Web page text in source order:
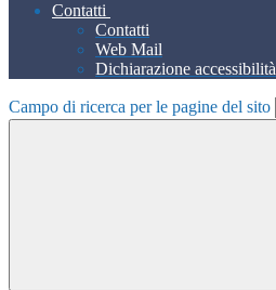
Contatti
Contatti
Web Mail
Dichiarazione accessibilità
Campo di ricerca per le pagine del sito